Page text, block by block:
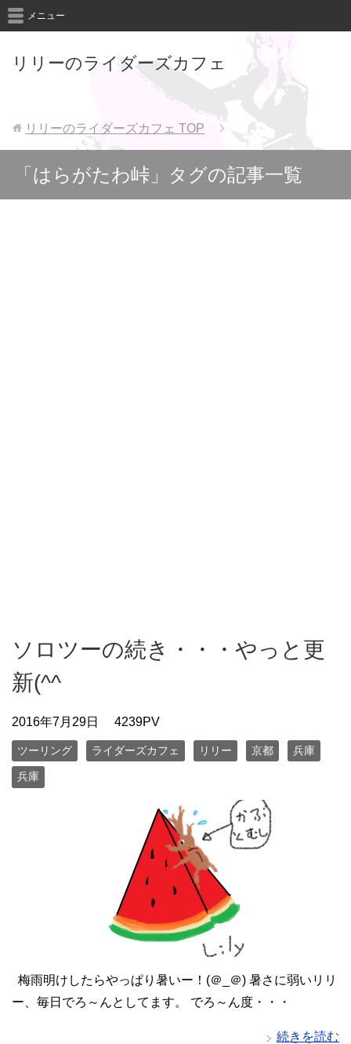
リリーのライダーズカフェ
メニュー
リリーのライダーズカフェ TOP
「はらがたわ峠」タグの記事一覧
ソロツーの続き・・・やっと更
新(^^ゞ
2016年7月29日 4239PV
ツーリング ライダーズカフェ リリー 京都 兵庫
兵庫
梅雨明けしたらやっぱり暑いー！(＠_＠) 暑さに弱いリリ
ー、毎日でろ～んとしてます。 でろ～ん度・・・
続きを読む